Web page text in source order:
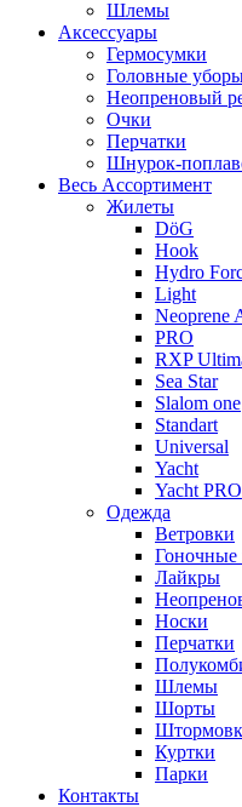
Шлемы
Аксессуары
Гермосумки
Головные
Неопреновый
Очки
Перчатки
Шнурок-
Весь Ассортимент
Жилеты
DöG
Hook
Hydro
Light
Neoprene
PRO
RXP
Sea Star
Slalom one
Standart
Universal
Yacht
Yacht PRO
Одежда
Ветровки
Гоночные
Лайкры
Носки
Перчатки
Шлемы
Шорты
Куртки
Парки
Контакты